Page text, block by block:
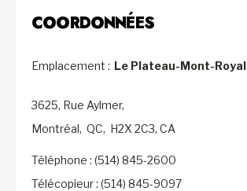
COORDONNÉES
Emplacement : Le Plateau-Mont-Royal
3625, Rue Aylmer,
Montréal, QC, H2X 2C3, CA
Téléphone : (514) 845-2600
Télécopieur : (514) 845-9097